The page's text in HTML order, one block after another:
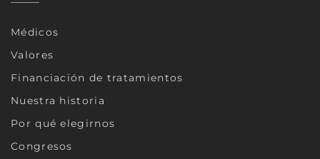
Médicos
Valores
Financiación de tratamientos
Nuestra historia
Por qué elegirnos
Congresos